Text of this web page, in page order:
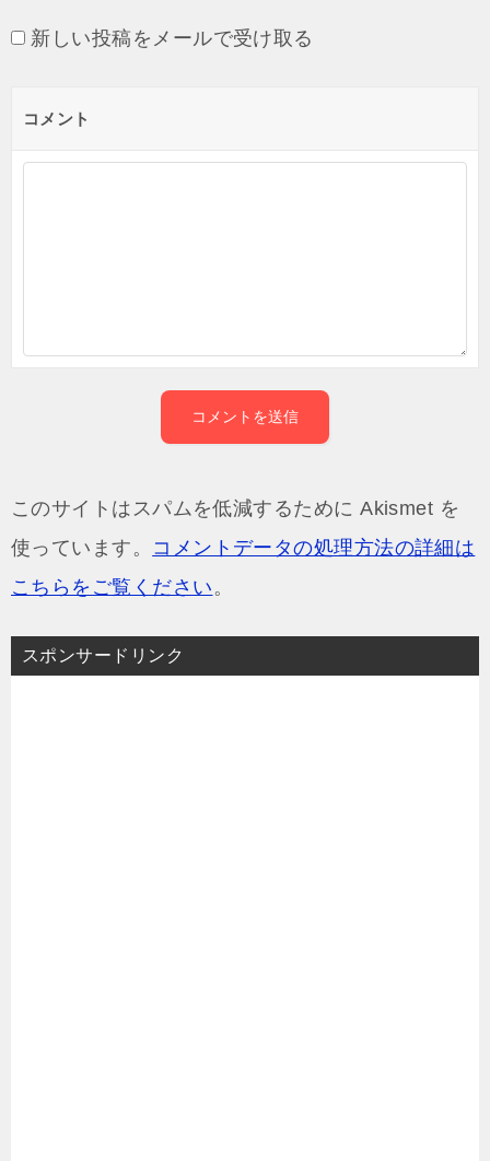
新しい投稿をメールで受け取る
コメント
このサイトはスパムを低減するために Akismet を
使っています。 コメントデータの処理方法の詳細は
こちらをご覧ください 。
スポンサードリンク